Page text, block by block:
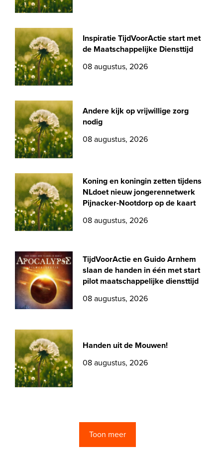
08 augustus, 2026
Inspiratie TijdVoorActie start met
de Maatschappelijke Diensttijd
08 augustus, 2026
Andere kijk op vrijwillige zorg
nodig
08 augustus, 2026
Koning en koningin zetten tijdens
NLdoet nieuw jongerennetwerk
Pijnacker-Nootdorp op de kaart
08 augustus, 2026
TijdVoorActie en Guido Arnhem
slaan de handen in één met start
pilot maatschappelijke diensttijd
08 augustus, 2026
Handen uit de Mouwen!
Toon meer